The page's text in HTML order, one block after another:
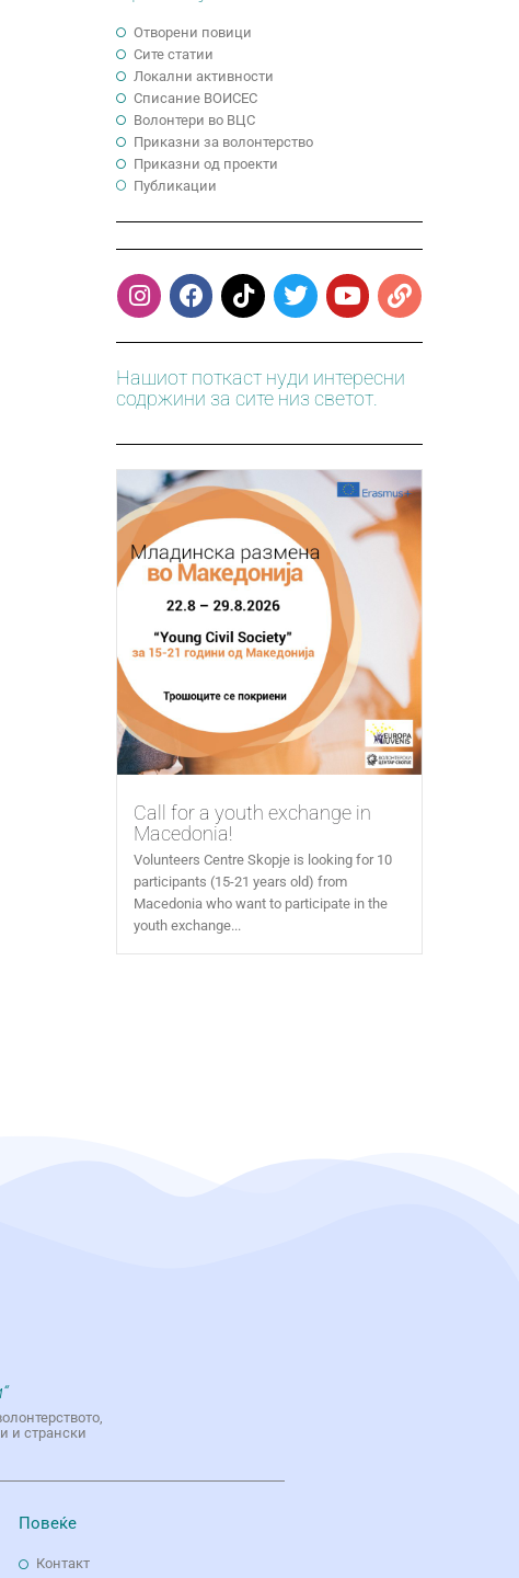
Отворени повици
Сите статии
Локални активности
Cписание ВОИСЕС
Волонтери во ВЦС
Приказни за волонтерство
Приказни од проекти
Публикации
Нашиот поткаст нуди интересни
содржини за сите низ светот.
Call for a youth exchange in
Macedonia!
Volunteers Centre Skopje is looking for 10
participants (15-21 years old) from
Macedonia who want to participate in the
youth exchange...
и странски
Повеќе
Контакт